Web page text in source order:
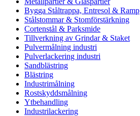
Bygga Ståltrappa, Entresol & Ramp
Stålstommar & Stomförstärkning
Cortenstål & Parksmide
Tillverkning av Grindar & Staket
Pulvermålning industri
Pulverlackering industri
Sandblästring
Blästring
Industrimålning
Rostskyddsmålning
Ytbehandling
Industrilackering